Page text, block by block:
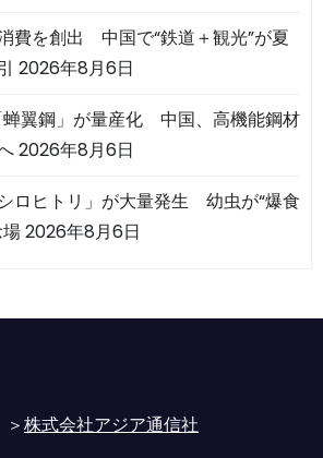
費を創出 中国で“鉄道＋観光”が夏
2026年8月6日
翼鋼」が量産化 中国、高機能鋼材
2026年8月6日
ロヒトリ」が大量発生 幼虫が“爆食
2026年8月6日
株式会社アジア通信社